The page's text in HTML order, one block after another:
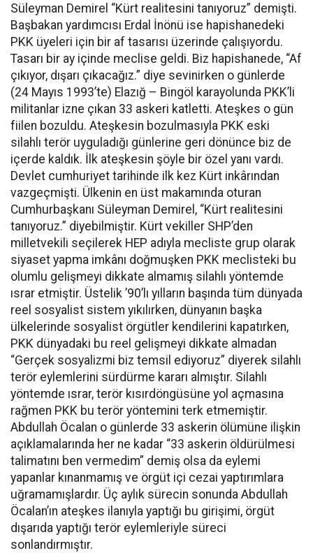
Süleyman Demirel “Kürt realitesini tanıyoruz” demişti.
Başbakan yardımcısı Erdal İnönü ise hapishanedeki
PKK üyeleri için bir af tasarısı üzerinde çalışıyordu.
Tasarı bir ay içinde meclise geldi. Biz hapishanede, “Af
çıkıyor, dışarı çıkacağız.” diye sevinirken o günlerde
(24 Mayıs 1993’te) Elazığ – Bingöl karayolunda PKK’li
militanlar izne çıkan 33 askeri katletti. Ateşkes o gün
fiilen bozuldu. Ateşkesin bozulmasıyla PKK eski
silahlı terör uyguladığı günlerine geri dönünce biz de
içerde kaldık. İlk ateşkesin şöyle bir özel yanı vardı.
Devlet cumhuriyet tarihinde ilk kez Kürt inkârından
vazgeçmişti. Ülkenin en üst makamında oturan
Cumhurbaşkanı Süleyman Demirel, “Kürt realitesini
tanıyoruz.” diyebilmiştir. Kürt vekiller SHP’den
milletvekili seçilerek HEP adıyla mecliste grup olarak
siyaset yapma imkânı doğmuşken PKK meclisteki bu
olumlu gelişmeyi dikkate almamış silahlı yöntemde
ısrar etmiştir. Üstelik ’90’lı yılların başında tüm dünyada
reel sosyalist sistem yıkılırken, dünyanın başka
ülkelerinde sosyalist örgütler kendilerini kapatırken,
PKK dünyadaki bu reel gelişmeyi dikkate almadan
“Gerçek sosyalizmi biz temsil ediyoruz” diyerek silahlı
terör eylemlerini sürdürme kararı almıştır. Silahlı
yöntemde ısrar, terör kısırdöngüsüne yol açmasına
rağmen PKK bu terör yöntemini terk etmemiştir.
Abdullah Öcalan o günlerde 33 askerin ölümüne ilişkin
açıklamalarında her ne kadar “33 askerin öldürülmesi
talimatını ben vermedim” demiş olsa da eylemi
yapanlar kınanmamış ve örgüt içi cezai yaptırımlara
uğramamışlardır. Üç aylık sürecin sonunda Abdullah
Öcalan’ın ateşkes ilanıyla yaptığı bu girişimi, örgüt
dışarıda yaptığı terör eylemleriyle süreci
sonlandırmıştır.